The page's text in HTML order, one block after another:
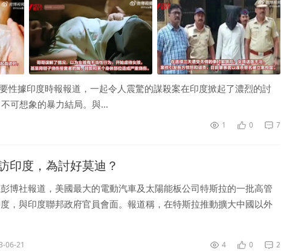
性據印度時報報道，一起令人震驚的謀殺案在印度掀起了濃烈的討
可想象的暴力結局。與...
1 0 7
印度，為討好莫迪？
博社報道，美國最大的電動汽車及太陽能板公司特斯拉的一批高管
，與印度聯邦政府官員會面。報道稱，在特斯拉推動擴大中國以外
06-21 4 0 2